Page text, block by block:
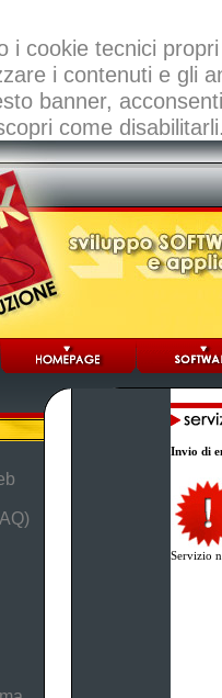
i cookie tecnici
i contenuti e gli
banner,
come
Invio di
Servizio